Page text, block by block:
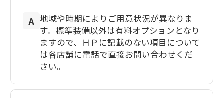
A 地域や時期によりご用意状況が異なりま
す。標準装備以外は有料オプションとなり
ますので、ＨＰに記載のない項目について
は各店舗に電話で直接お問い合わせくだ
さい。